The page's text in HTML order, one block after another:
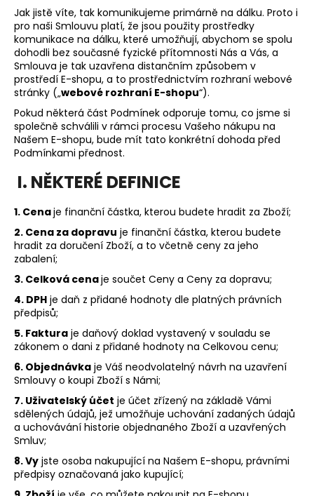
Jak jistě víte, tak komunikujeme primárně na dálku. Proto i
pro naši Smlouvu platí, že jsou použity prostředky
komunikace na dálku, které umožňují, abychom se spolu
dohodli bez současné fyzické přítomnosti Nás a Vás, a
Smlouva je tak uzavřena distančním způsobem v
prostředí E-shopu, a to prostřednictvím rozhraní webové
stránky („webové rozhraní E-shopu“).
Pokud některá část Podmínek odporuje tomu, co jsme si
společně schválili v rámci procesu Vašeho nákupu na
Našem E-shopu, bude mít tato konkrétní dohoda před
Podmínkami přednost.
I. NĚKTERÉ DEFINICE
1. Cenaje finanční částka, kterou budete hradit za Zboží;
2. Cena za dopravu je finanční částka, kterou budete
hradit za doručení Zboží, a to včetně ceny za jeho
zabalení;
3. Celková cenaje součet Ceny a Ceny za dopravu;
4. DPH je daň z přidané hodnoty dle platných právních
předpisů;
5. Faktura je daňový doklad vystavený v souladu se
zákonem o dani z přidané hodnoty na Celkovou cenu;
6. Objednávka je Váš neodvolatelný návrh na uzavření
Smlouvy o koupi Zboží s Námi;
7. Uživatelský účet je účet zřízený na základě Vámi
sdělených údajů, jež umožňuje uchování zadaných údajů
a uchovávání historie objednaného Zboží a uzavřených
Smluv;
8. Vy jste osoba nakupující na Našem E-shopu, právními
předpisy označovaná jako kupující;
HLEDAT
D
o
p
r
č
u
j
e
m
KANČÍ
GULÁŠ
100
Kč